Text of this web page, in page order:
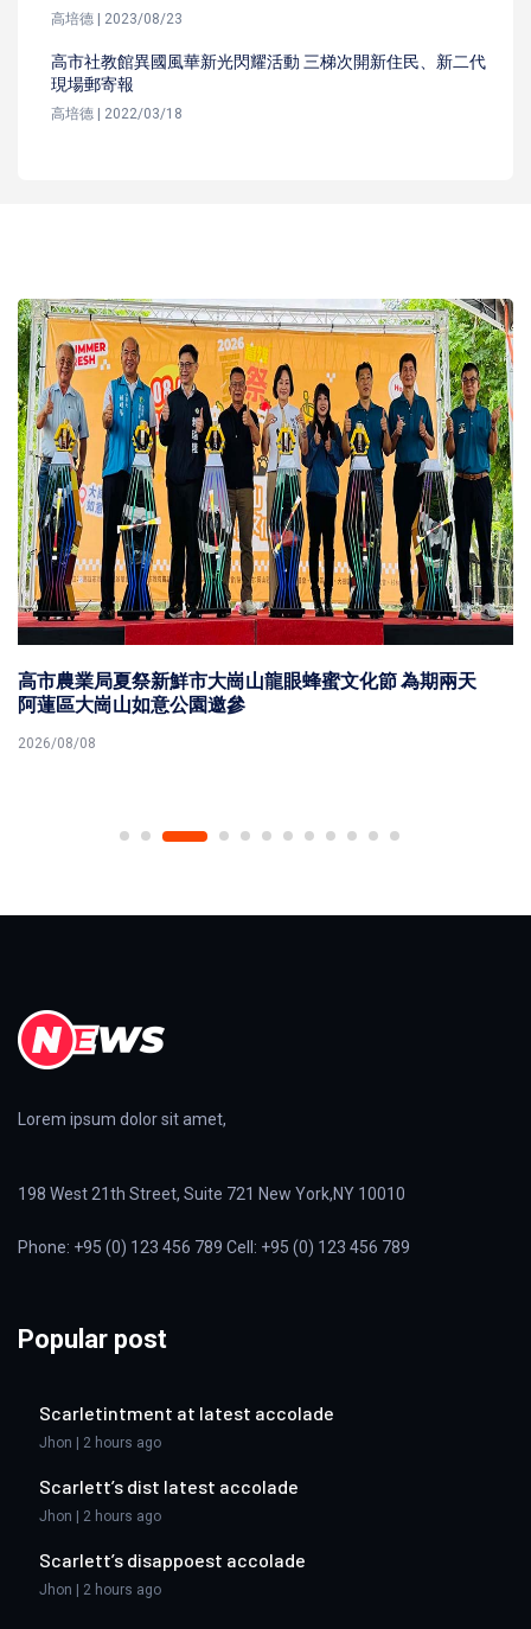
高培德 | 2023/08/23
高市社教館異國風華新光閃耀活動 三梯次開新住民、新二代
現場郵寄報
高培德 | 2022/03/18
高市農業局夏祭新鮮市大崗山龍眼蜂蜜文化節 為期兩天
阿蓮區大崗山如意公園邀參
2026/08/08
Lorem ipsum dolor sit amet,
198 West 21th Street, Suite 721 New York,NY 10010
Phone: +95 (0) 123 456 789 Cell: +95 (0) 123 456 789
Popular post
Scarletintment at latest accolade
Jhon | 2 hours ago
Scarlett’s dist latest accolade
Jhon | 2 hours ago
Scarlett’s disappoest accolade
Jhon | 2 hours ago